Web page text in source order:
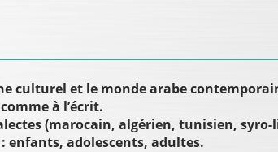
culturel et le monde arabe
à l’écrit.
(marocain, algérien, tunisien,
enfants, adolescents, adultes.